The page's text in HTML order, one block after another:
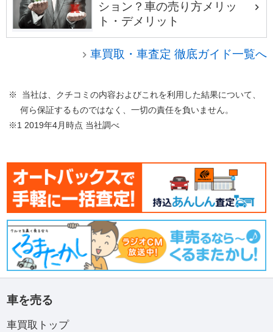
ション？車の売り方メリッ
ト・デメリット
車買取・車査定 徹底ガイド一覧へ
※ 当社は、クチコミの内容およびこれを利用した結果について、
何ら保証するものではなく、一切の責任を負いません。
※1 2019年4月時点 当社調べ
車を売る
車買取トップ